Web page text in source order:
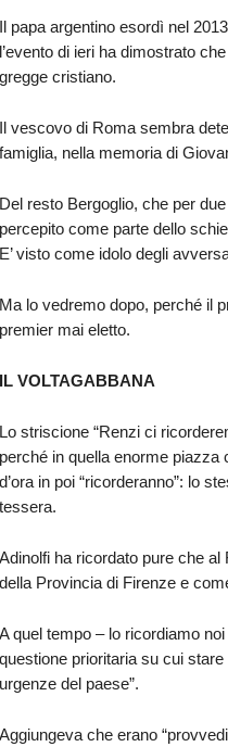
Il papa argentino esordì nel
l’evento di ieri ha dimostrato
gregge cristiano.
Il vescovo di Roma sembra
famiglia, nella memoria di
Del resto Bergoglio, che per
percepito come parte dello
E’ visto come idolo degli
Ma lo vedremo dopo, perché il
premier mai eletto.
IL VOLTAGABBANA
Lo striscione “Renzi ci
perché in quella enorme piazza
d’ora in poi “ricorderanno”: lo
tessera.
Adinolfi ha ricordato pure che
della Provincia di Firenze e
A quel tempo – lo ricordiamo
questione prioritaria su cui
urgenze del paese”.
Aggiungeva che erano